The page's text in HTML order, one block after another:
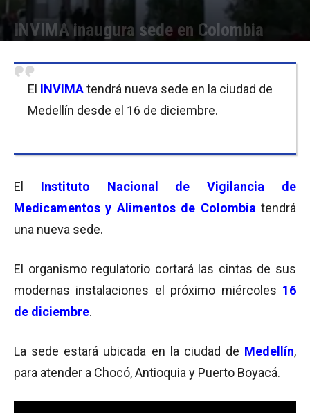
INVIMA inaugura sede en Colombia
El INVIMAtendrá nueva sede en la ciudad de
Medellín desde el 16 de diciembre.
El Instituto Nacional de Vigilancia de
Medicamentos y Alimentos de Colombia tendrá
una nueva sede.
El organismo regulatorio cortará las cintas de sus
modernas instalaciones el próximo miércoles 16
de diciembre.
La sede estará ubicada en la ciudad de Medellín,
para atender a Chocó, Antioquia y Puerto Boyacá.